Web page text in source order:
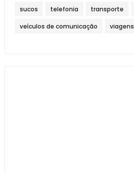
sucos telefonia transporte
veículos de comunicação viagens